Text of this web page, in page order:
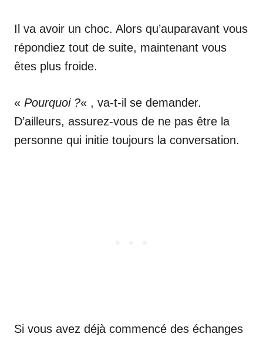
Il va avoir un choc. Alors qu’auparavant vous
répondiez tout de suite, maintenant vous
êtes plus froide.
« Pourquoi ?« , va-t-il se demander.
D’ailleurs, assurez-vous de ne pas être la
personne qui initie toujours la conversation.
Si vous avez déjà commencé des échanges